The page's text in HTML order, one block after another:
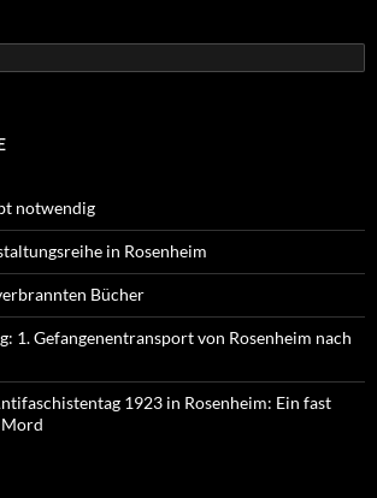
notwendig
in Rosenheim
Bücher
1. Gefangenentransport von Rosenheim nach
1923 in Rosenheim: Ein fast